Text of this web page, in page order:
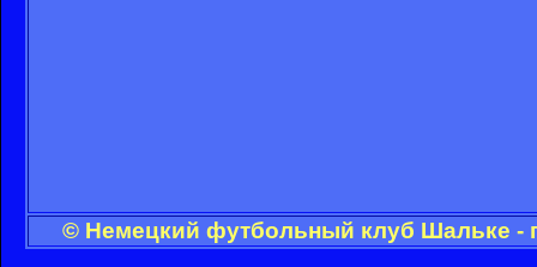
© Немецкий футбольный клуб Шальке -